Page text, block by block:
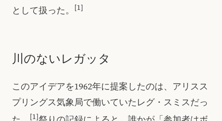
として扱った。
[1]
川のないレガッタ
このアイデアを1962年に提案したのは、アリスス
プリングス気象局で働いていたレグ・スミスだっ
[1]